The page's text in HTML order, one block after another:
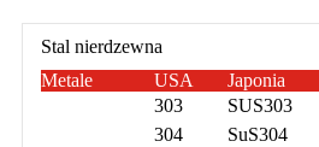
Stal nierdzewna
Metale
USA Japonia
303 SUS303
304
SuS304